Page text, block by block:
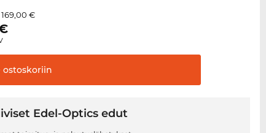
169,00 €
ostoskoriin
Edel-Optics edut